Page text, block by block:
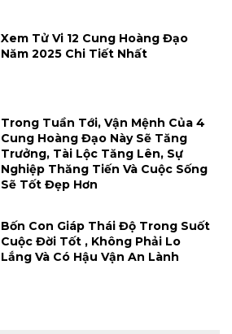
Xem Tử Vi 12 Cung Hoàng Đạo
Năm 2025 Chi Tiết Nhất
Trong Tuần Tới, Vận Mệnh Của 4
Cung Hoàng Đạo Này Sẽ Tăng
Trưởng, Tài Lộc Tăng Lên, Sự
Nghiệp Thăng Tiến Và Cuộc Sống
Sẽ Tốt Đẹp Hơn
Bốn Con Giáp Thái Độ Trong Suốt
Cuộc Đời Tốt , Không Phải Lo
Lắng Và Có Hậu Vận An Lành